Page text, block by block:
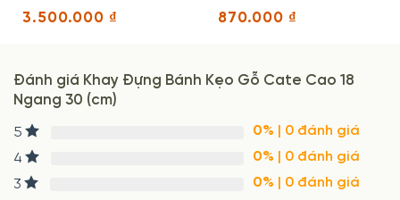
(cm)
3.500.000 ₫ 870.000 ₫
Đánh giá Khay Đựng Bánh Kẹo Gỗ Cate Cao 18
Ngang 30 (cm)
5 0% | 0 đánh giá
4
0% | 0 đánh giá
3
0% | 0 đánh giá